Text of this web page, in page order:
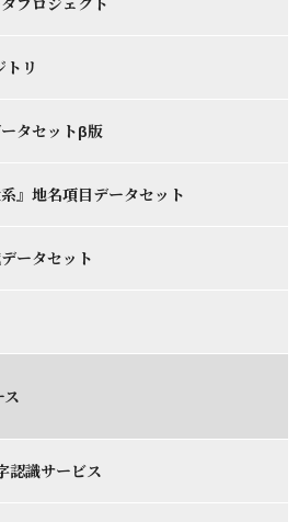
リ
タセットβ版
』地名項目データセット
ータセット
ス
識サービス